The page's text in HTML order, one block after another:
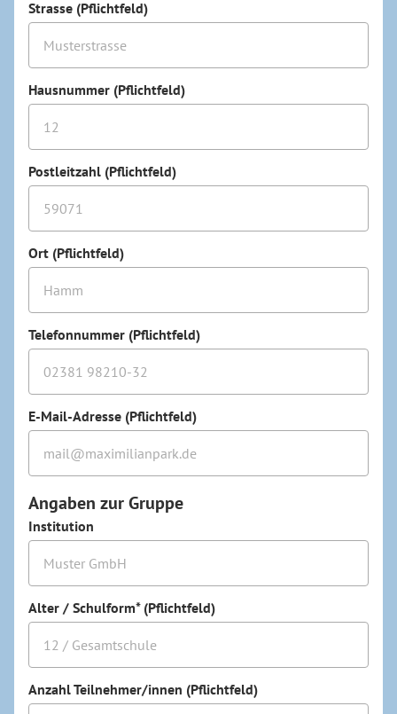
Strasse (Pflichtfeld)
Hausnummer (Pflichtfeld)
Postleitzahl (Pflichtfeld)
Ort (Pflichtfeld)
Telefonnummer (Pflichtfeld)
E-Mail-Adresse (Pflichtfeld)
Angaben zur Gruppe
Institution
Alter / Schulform* (Pflichtfeld)
Anzahl Teilnehmer/innen (Pflichtfeld)